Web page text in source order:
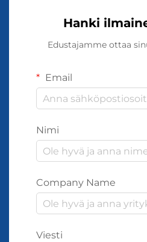
Hanki
Edustajamme ottaa
Email
Nimi
Company Name
Viesti